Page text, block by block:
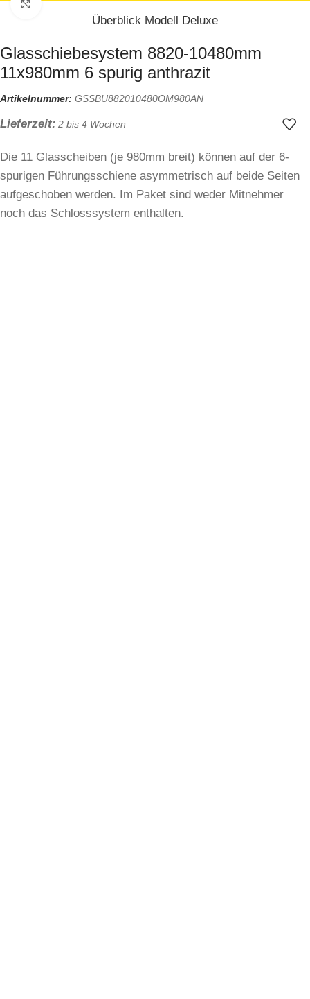
Zum Vergrößern klicken
Überblick Modell Deluxe
Glasschiebesystem 8820-10480mm
11x980mm 6 spurig anthrazit
Artikelnummer: GSSBU882010480OM980AN
Lieferzeit: 2 bis 4 Wochen
Die 11 Glasscheiben (je 980mm breit) können auf der 6-
spurigen Führungsschiene asymmetrisch auf beide Seiten
aufgeschoben werden. Im Paket sind weder Mitnehmer
noch das Schlosssystem enthalten.